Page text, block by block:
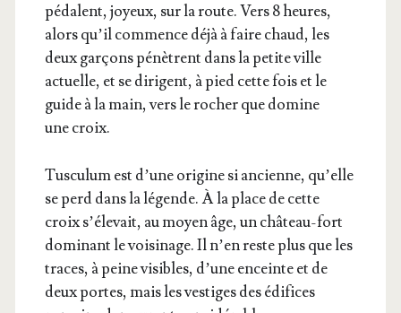
pédalent, joyeux, sur la route. Vers 8 heures,
alors qu’il com­mence déjà à faire chaud, les
deux gar­çons pénètrent dans la petite ville
actuelle, et se dirigent, à pied cette fois et le
guide à la main, vers le rocher que domine
une croix.
Tus­cu­lum est d’une ori­gine si ancienne, qu’elle
se perd dans la légende. À la place de cette
croix s’é­le­vait, au moyen âge, un châ­teau-fort
domi­nant le voi­si­nage. Il n’en reste plus que les
traces, à peine visibles, d’une enceinte et de
deux portes, mais les ves­tiges des édi­fices